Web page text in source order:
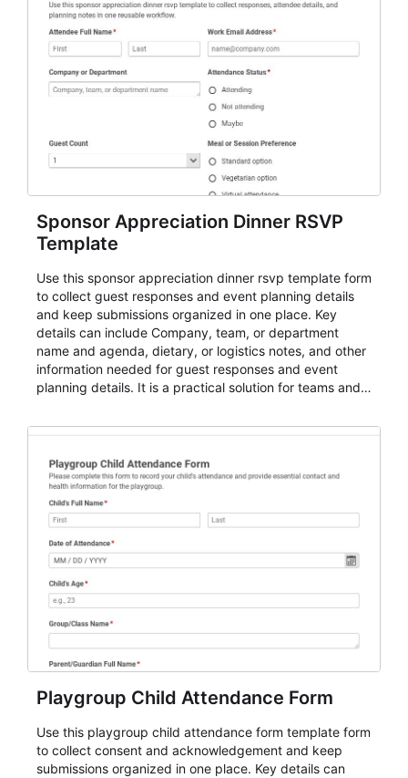
Sponsor Appreciation Dinner RSVP
Template
Use this sponsor appreciation dinner rsvp template form
to collect guest responses and event planning details
and keep submissions organized in one place. Key
details can include Company, team, or department
name and agenda, dietary, or logistics notes, and other
information needed for guest responses and event
planning details. It is a practical solution for teams and
for teams and organizations.
Playgroup Child Attendance Form
Use this playgroup child attendance form template form
to collect consent and acknowledgement and keep
submissions organized in one place. Key details can